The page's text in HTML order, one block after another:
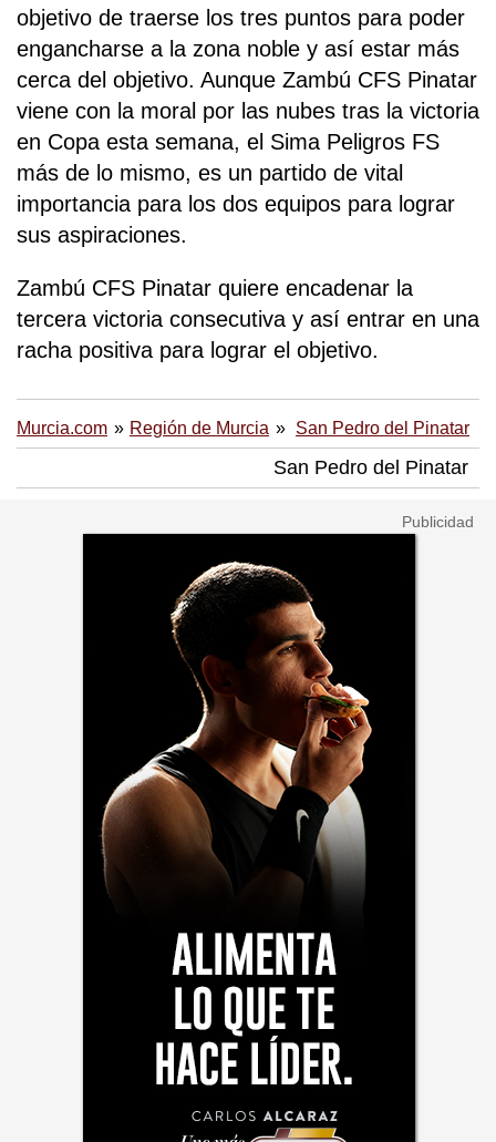
objetivo de traerse los tres puntos para poder
engancharse a la zona noble y así estar más
cerca del objetivo. Aunque Zambú CFS Pinatar
viene con la moral por las nubes tras la victoria
en Copa esta semana, el Sima Peligros FS
más de lo mismo, es un partido de vital
importancia para los dos equipos para lograr
sus aspiraciones.
Zambú CFS Pinatar quiere encadenar la
tercera victoria consecutiva y así entrar en una
racha positiva para lograr el objetivo.
Murcia.com Región de Murcia San Pedro del Pinatar
San Pedro del Pinatar